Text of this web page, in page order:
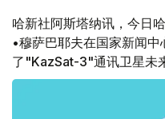
哈新社阿斯塔纳讯，今日
•穆萨巴耶夫在国家新闻
了"KazSat-3"通讯卫星未